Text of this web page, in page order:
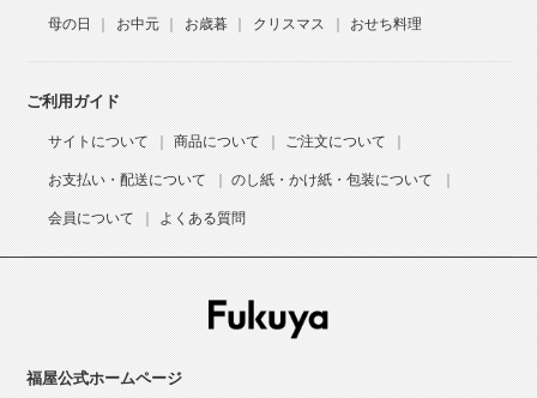
母の日 お中元 お歳暮 クリスマス おせち料理
ご利用ガイド
サイトについて 商品について ご注文について
お支払い・配送について のし紙・かけ紙・包装について
会員について よくある質問
福屋公式ホームページ